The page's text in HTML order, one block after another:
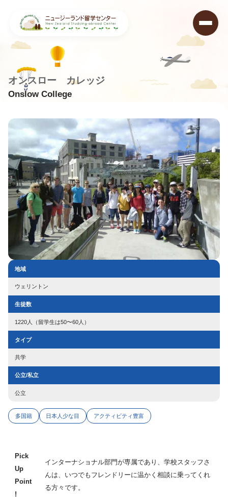
Onslow College
オンスロー カレッジ
ニュージーランド留学センター 学校データベース Onslow College
地域
ウェリントン
生徒数
1220人（留学生は50〜60人）
タイプ
共学
公立/私立
公立
多国籍 日本人少な目 アクティビティ豊富
Pick
Up
Point
!
インターナショナル部門が専属であり、学校スタッフさ
んは、いつでもフレンドリーに温かく相談に乗ってくれ
る方々です。